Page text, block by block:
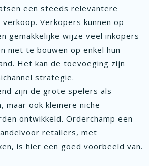
een steeds relevantere
Verkopers kunnen op
gemakkelijke wijze veel inkopers
niet te bouwen op enkel hun
Het kan de toevoeging zijn
strategie.
zijn de grote spelers als
maar ook kleinere niche
ontwikkeld. Orderchamp een
retailers, met
is hier een goed voorbeeld van.